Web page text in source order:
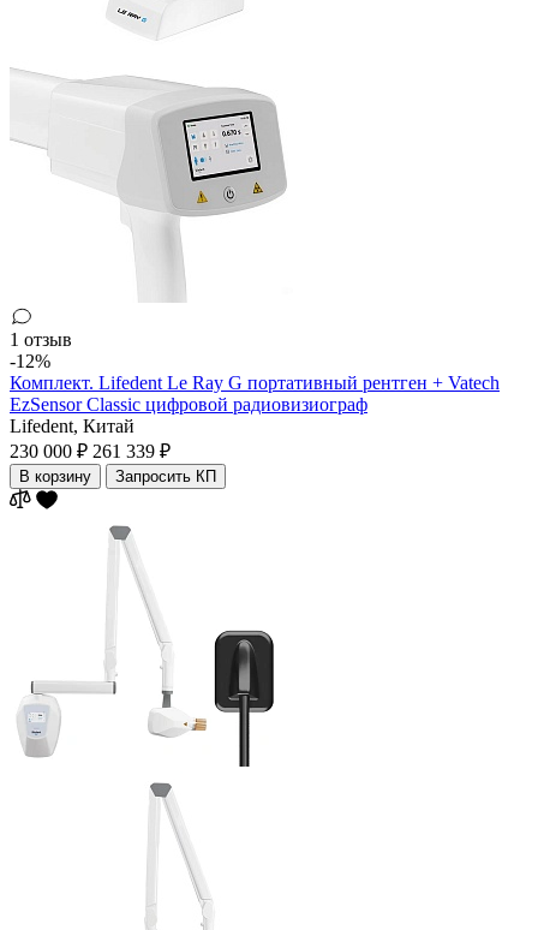
1 отзыв
-12%
Комплект. Lifedent Le Ray G портативный рентген + Vatech
EzSensor Classic цифровой радиовизиограф
Lifedent, Китай
230 000 ₽ 261 339 ₽
В корзину Запросить КП